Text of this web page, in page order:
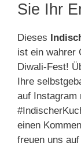
Sie Ihr
Dieses
ist ein wahrer
Diwali-Fest!
Ihre
auf Instagram
einen
freuen uns